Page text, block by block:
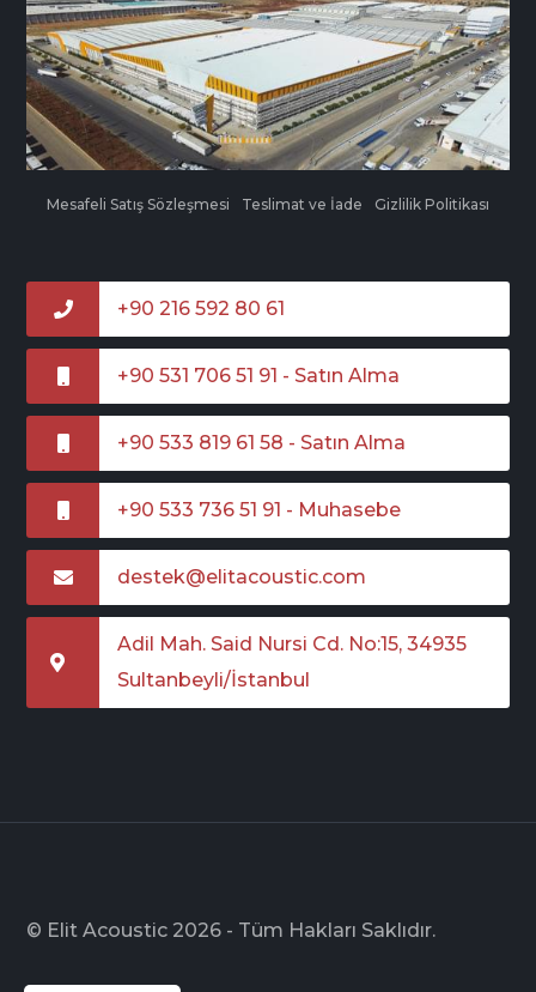
Mesafeli Satış Sözleşmesi Teslimat ve İade Gizlilik Politikası
+90 216 592 80 61
+90 531 706 51 91 - Satın Alma
+90 533 819 61 58 - Satın Alma
+90 533 736 51 91 - Muhasebe
destek@elitacoustic.com
Adil Mah. Said Nursi Cd. No:15, 34935
Sultanbeyli/İstanbul
© Elit Acoustic 2026 - Tüm Hakları Saklıdır.